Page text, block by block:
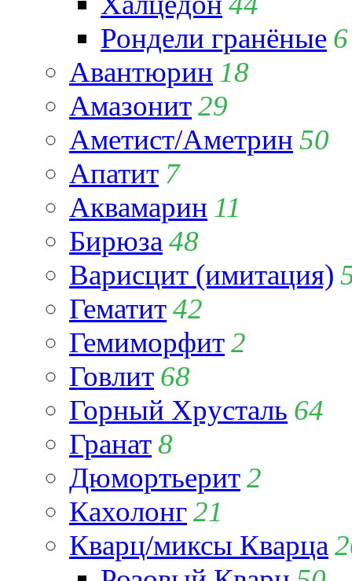
Рондели гранёные 6
Авантюрин 18
Амазонит29
Аметист/Аметрин 50
Апатит 7
Аквамарин 11
Бирюза 48
Варисцит (имитация)
Гематит42
Гемиморфит2
Говлит 68
Горный Хрусталь 64
Гранат8
Дюмортьерит2
Кахолонг21
Кварц/миксы Кварца